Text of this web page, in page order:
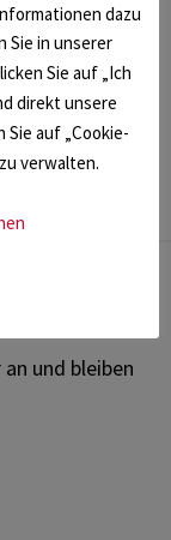
und bleiben
dazu
Sie in unserer
Sie auf „Ich
direkt unsere
auf „Cookie-
verwalten.